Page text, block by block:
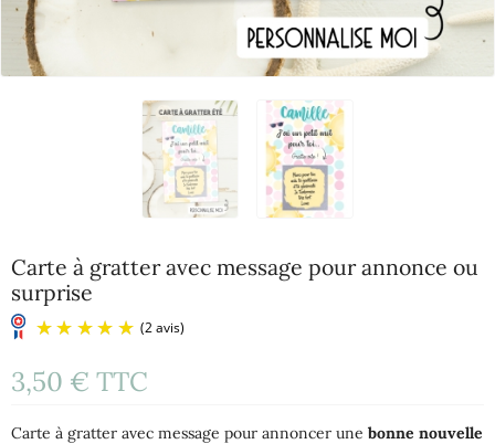
Carte à gratter avec message pour annonce ou
surprise
3,50 € TTC
Carte à gratter avec message pour annoncer une bonne nouvelle